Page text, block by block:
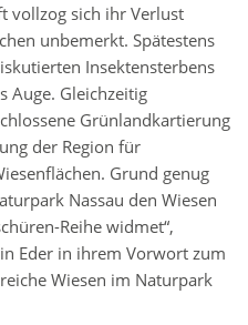
vollzog sich ihr Verlust
unbemerkt. Spätestens
Insektensterbens
Auge. Gleichzeitig
Grünlandkartierung
der Region für
Grund genug
Nassau den Wiesen
Reihe widmet“,
Eder in ihrem Vorwort zum
Wiesen im Naturpark